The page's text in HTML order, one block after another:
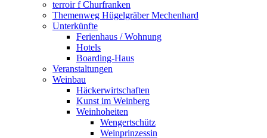
terroir f Churfranken
Themenweg Hügelgräber Mechenhard
Unterkünfte
Ferienhaus / Wohnung
Hotels
Boarding-Haus
Veranstaltungen
Weinbau
Häckerwirtschaften
Kunst im Weinberg
Weinhoheiten
Wengertschütz
Weinprinzessin